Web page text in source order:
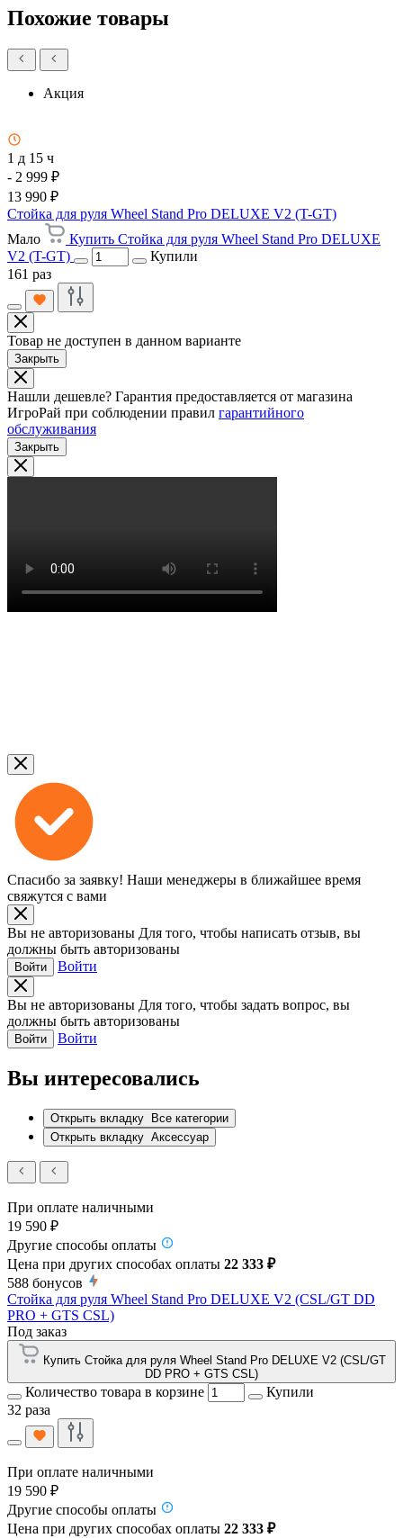
Похожие товары
Акция
1 д 15 ч
- 2 999 ₽
13 990 ₽
Стойка для руля Wheel Stand Pro DELUXE V2 (T-GT)
Мало
Купить Стойка для руля Wheel Stand Pro DELUXE
V2 (T-GT)
Купили
161 раз
Товар не доступен в данном варианте
Закрыть
Нашли дешевле? Гарантия предоставляется от магазина
ИгроРай при соблюдении правил гарантийного
обслуживания
Закрыть
Спасибо за заявку! Наши менеджеры в ближайшее время
свяжутся с вами
Вы не авторизованы Для того, чтобы написать отзыв, вы
должны быть авторизованы
Войти Войти
Вы не авторизованы Для того, чтобы задать вопрос, вы
должны быть авторизованы
Войти Войти
Вы интересовались
Открыть вкладку Все категории
Открыть вкладку Аксессуар
При оплате наличными
19 590 ₽
Другие способы оплаты
Цена при других способах оплаты 22 333 ₽
588 бонусов
Стойка для руля Wheel Stand Pro DELUXE V2 (CSL/GT DD
PRO + GTS CSL)
Под заказ
Купить Стойка для руля Wheel Stand Pro DELUXE V2 (CSL/GT
DD PRO + GTS CSL)
Количество товара в корзине
Купили
32 раза
При оплате наличными
19 590 ₽
Другие способы оплаты
Цена при других способах оплаты 22 333 ₽